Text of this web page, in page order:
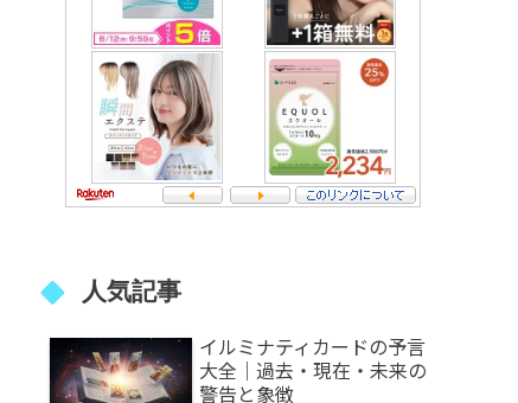
人気記事
イルミナティカードの予言
大全｜過去・現在・未来の
警告と象徴